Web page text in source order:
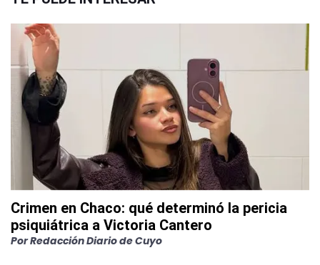
Crimen en Chaco: qué determinó la pericia
psiquiátrica a Victoria Cantero
PorRedacción Diario de Cuyo